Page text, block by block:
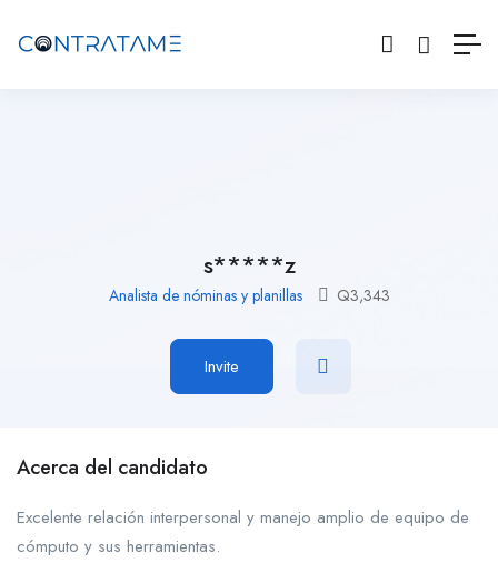
s*****z
Analista de nóminas y planillas Q3,343
Invite
Acerca del candidato
Excelente relación interpersonal y manejo amplio de equipo de
cómputo y sus herramientas.